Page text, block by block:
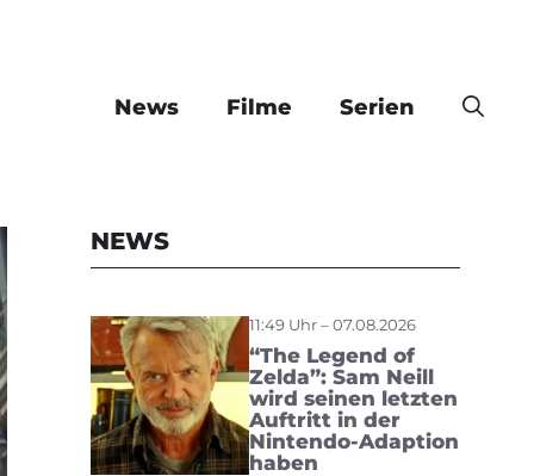
News Filme Serien
NEWS
11:49 Uhr – 07.08.2026
“The Legend of
Zelda”: Sam Neill
wird seinen letzten
Auftritt in der
Nintendo-Adaption
haben